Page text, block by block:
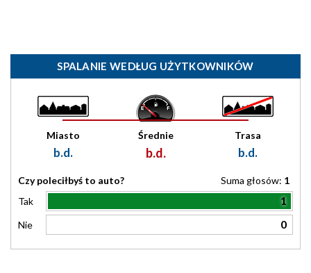
SPALANIE WEDŁUG UŻYTKOWNIKÓW
Miasto
b.d.
Średnie
b.d.
Trasa
b.d.
Czy poleciłbyś to auto? Suma głosów: 1
Tak
1
Nie 0